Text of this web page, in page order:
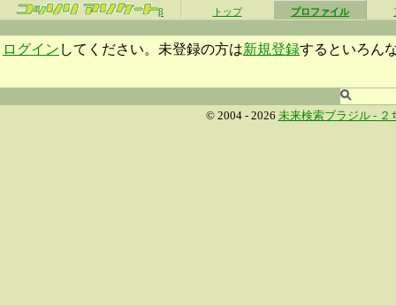
β トップ プロファイル
ログイン してください。未登録の方は新規登録するといろん
© 2004 - 2026 未来検索ブラジル - ２